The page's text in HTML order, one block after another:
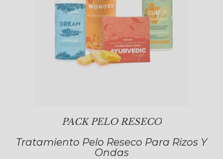
PACK PELO RESECO
Tratamiento Pelo Reseco Para Rizos Y
Ondas